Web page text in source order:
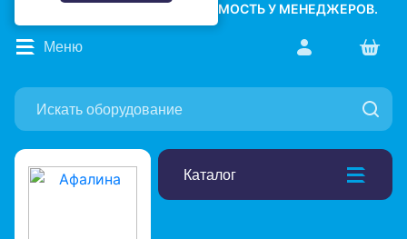
УТОЧНЯТЬ АКТУАЛЬНУЮ СТОИМОСТЬ У МЕНЕДЖЕРОВ.
Каталог
Меню